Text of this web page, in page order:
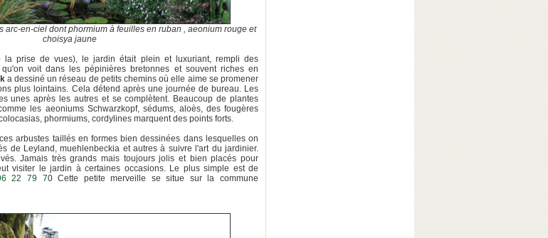
arc-en-ciel dont phormium à feuilles en ruban , aeonium rouge et
choisya jaune
la prise de vues), le jardin était plein et luxuriant, rempli des
voit dans les pépinières bretonnes et souvent riches en
a dessiné un réseau de petits chemins où elle aime se promener
plus lointains. Cela détend après une journée de bureau. Les
unes après les autres et se complètent. Beaucoup de plantes
les aeoniums Schwarzkopf, sédums, aloès, des fougères
phormiums, cordylines marquent des points forts.
arbustes taillés en formes bien dessinées dans lesquelles on
de Leyland, muehlenbeckia et autres à suivre l'art du jardinier.
Jamais très grands mais toujours jolis et bien placés pour
visiter le jardin à certaines occasions. Le plus simple est de
22 79 70 Cette petite merveille se situe sur la commune